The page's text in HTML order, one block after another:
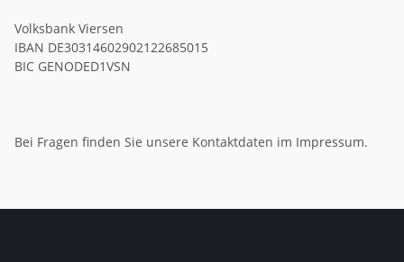
Volksbank Viersen
IBAN DE30314602902122685015
BIC GENODED1VSN
Bei Fragen finden Sie unsere Kontaktdaten im Impressum.